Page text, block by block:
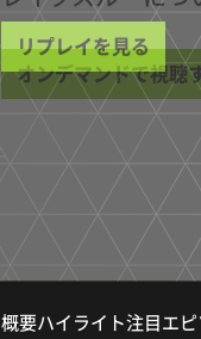
オンデマンドで視聴
概要ハイライト注目エピ